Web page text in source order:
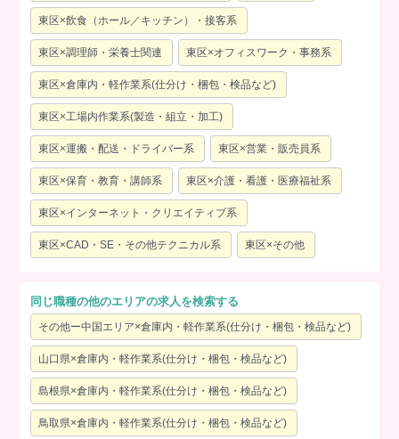
東区×飲食（ホール／キッチン）・接客系
東区×調理師・栄養士関連 東区×オフィスワーク・事務系
東区×倉庫内・軽作業系(仕分け・梱包・検品など)
東区×工場内作業系(製造・組立・加工)
東区×運搬・配送・ドライバー系 東区×営業・販売員系
東区×保育・教育・講師系 東区×介護・看護・医療福祉系
東区×インターネット・クリエイティブ系
東区×CAD・SE・その他テクニカル系 東区×その他
同じ職種の他のエリアの求人を検索する
その他ー中国エリア×倉庫内・軽作業系(仕分け・梱包・検品など)
山口県×倉庫内・軽作業系(仕分け・梱包・検品など)
島根県×倉庫内・軽作業系(仕分け・梱包・検品など)
鳥取県×倉庫内・軽作業系(仕分け・梱包・検品など)